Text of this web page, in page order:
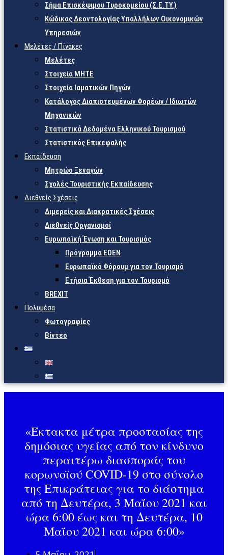
Σήμα Επισκέψιμου Τυροκομείου (Σ.Ε.TY.)
Κώδικας Δεοντολογίας Υπαλλήλων Οικονομικών
Υπηρεσιών
Μελέτες / Πίνακες
Μελέτες
Στοιχεία ΜΗΤΕ
Στοιχεία Ιαματικών Πηγών
Κατάλογος Διαπιστευμένων Φορέων / Ιδιωτών
Μηχανικών
Στατιστικά Δεδομένα Ελληνικού Τουρισμού
Στατιστικός Επικεφαλής
Εκπαίδευση
Μητρώο Ξεναγών
Σχολές Τουριστικής Εκπαίδευσης
Διεθνείς Σχέσεις
Διμερείς και Διακρατικές Σχέσεις
Διεθνείς Οργανισμοί
Ευρωπαϊκή Ένωση και Τουρισμός
Πρόγραμμα EDEN
Ευρωπαϊκό Φόρουμ για τον Τουρισμό
Ετήσια Έκθεση για τον Τουρισμό
BREXIT
Πολυμέσα
Φωτογραφίες
Βίντεο
«Έκτακτα μέτρα προστασίας της
δημόσιας υγείας από τον κίνδυνο
περαιτέρω διασποράς του
κορωνοϊού COVID-19 στο σύνολο
της Επικράτειας για το διάστημα
από τη Δευτέρα, 3 Μαΐου 2021 και
ώρα 6:00 έως και τη Δευτέρα, 10
Μαΐου 2021 και ώρα 6:00»